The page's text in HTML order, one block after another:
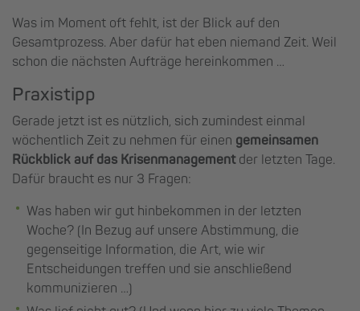
Was im Moment oft fehlt, ist der Blick auf den
Gesamtprozess. Aber dafür hat eben niemand Zeit. Weil
schon die nächsten Aufträge hereinkommen …
Praxistipp
Gerade jetzt ist es nützlich, sich zumindest einmal
wöchentlich Zeit zu nehmen für einen gemeinsamen
Rückblick auf das Krisenmanagementder letzten Tage.
Dafür braucht es nur 3 Fragen:
Was haben wir gut hinbekommen in der letzten
Woche? (In Bezug auf unsere Abstimmung, die
gegenseitige Information, die Art, wie wir
Entscheidungen treffen und sie anschließend
kommunizieren …)